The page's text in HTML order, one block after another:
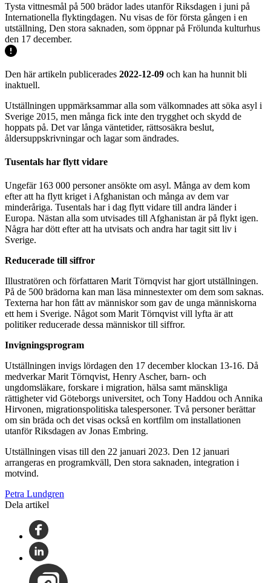
Tysta vittnesmål på 500 brädor lades utanför Riksdagen i juni på
Internationella flyktingdagen. Nu visas de för första gången i en
utställning, Den stora saknaden, som öppnar på Frölunda kulturhus
den 17 december.
Den här artikeln publicerades 2022-12-09 och kan ha hunnit bli
inaktuell.
Utställningen uppmärksammar alla som välkomnades att söka asyl i
Sverige 2015, men många fick inte den trygghet och skydd de
hoppats på. Det var långa väntetider, rättsosäkra beslut,
åldersuppskrivningar och lagar som ändrades.
Tusentals har flytt vidare
Ungefär 163 000 personer ansökte om asyl. Många av dem kom
efter att ha flytt kriget i Afghanistan och många av dem var
minderåriga. Tusentals har i dag flytt vidare till andra länder i
Europa. Nästan alla som utvisades till Afghanistan är på flykt igen.
Några har dött efter att ha utvisats och andra har tagit sitt liv i
Sverige.
Reducerade till siffror
Illustratören och författaren Marit Törnqvist har gjort utställningen.
På de 500 brädorna kan man läsa minnestexter om dem som saknas.
Texterna har hon fått av människor som gav de unga människorna
ett hem i Sverige. Något som Marit Törnqvist vill lyfta är att
politiker reducerade dessa människor till siffror.
Invigningsprogram
Utställningen invigs lördagen den 17 december klockan 13-16. Då
medverkar Marit Törnqvist, Henry Ascher, barn- och
ungdomsläkare, forskare i migration, hälsa samt mänskliga
rättigheter vid Göteborgs universitet, och Tony Haddou och Annika
Hirvonen, migrationspolitiska talespersoner. Två personer berättar
om sin bräda och det visas också en kortfilm om installationen
utanför Riksdagen av Jonas Embring.
Utställningen visas till den 22 januari 2023. Den 12 januari
arrangeras en programkväll, Den stora saknaden, integration i
motvind.
Petra Lundgren
Dela artikel